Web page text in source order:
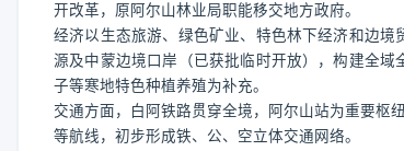
开改革，原阿尔山林业局职能移交地方政府。
经济以生态旅游、绿色矿业、特色林下经济和边
源及中蒙边境口岸（已获批临时开放），构建全
子等寒地特色种植养殖为补充。
交通方面，白阿铁路贯穿全境，阿尔山站为重要枢
等航线，初步形成铁、公、空立体交通网络。